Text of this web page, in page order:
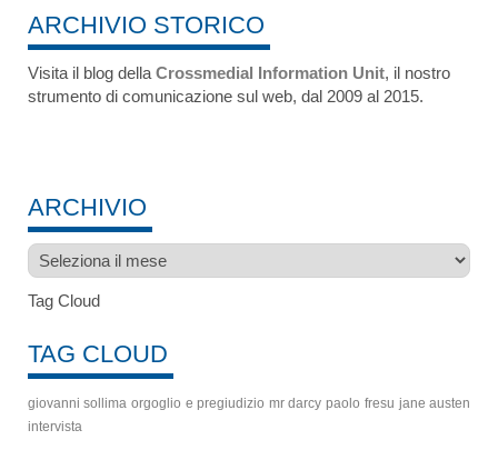
ARCHIVIO STORICO
Visita il blog della Crossmedial Information Unit, il nostro
strumento di comunicazione sul web, dal 2009 al 2015.
ARCHIVIO
Archivio
Tag Cloud
TAG CLOUD
giovanni sollima orgoglio e pregiudizio mr darcy paolo fresu jane austen
intervista